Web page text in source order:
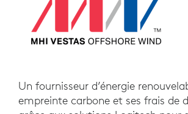
Un fournisseur d’énergie
empreinte carbone et ses frais de